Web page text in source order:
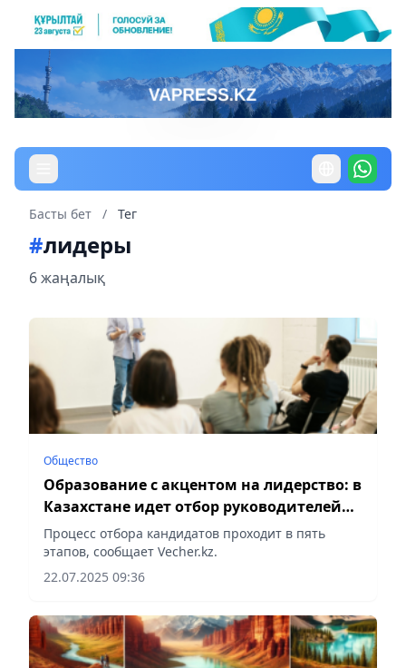
Басты бет / Тег
#лидеры
6 жаңалық
Общество
Образование с акцентом на лидерство: в
Казахстане идет отбор руководителей
нового поколения
Процесс отбора кандидатов проходит в пять
этапов, сообщает Vecher.kz.
22.07.2025 09:36